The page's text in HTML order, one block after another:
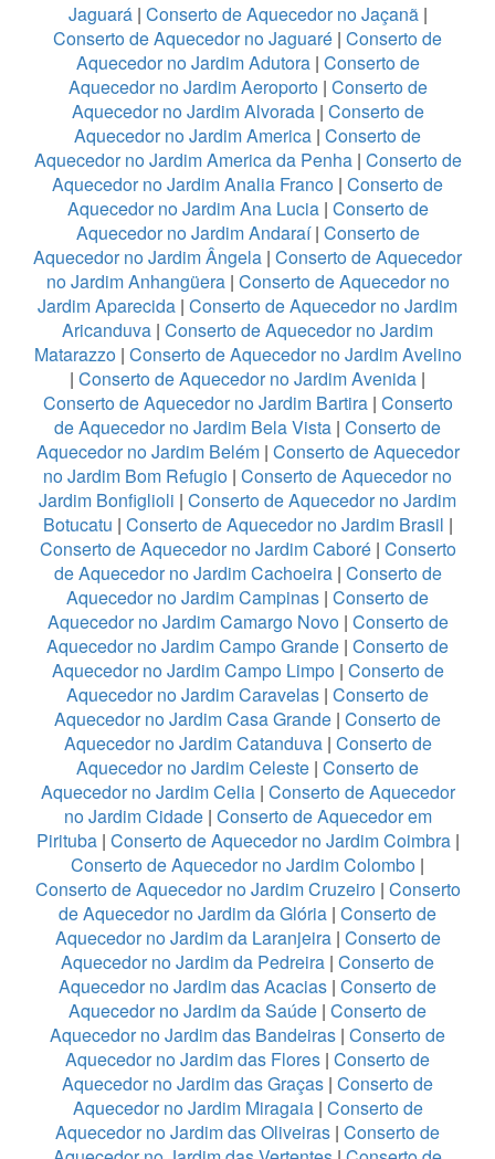
Jaguará| Conserto de Aquecedor no Jaçanã|
Conserto de Aquecedor no Jaguaré | Conserto de
Aquecedor no Jardim Adutora| Conserto de
Aquecedor no Jardim Aeroporto| Conserto de
Aquecedor no Jardim Alvorada| Conserto de
Aquecedor no Jardim America | Conserto de
Aquecedor no Jardim America da Penha| Conserto de
Aquecedor no Jardim Analia Franco | Conserto de
Aquecedor no Jardim Ana Lucia| Conserto de
Aquecedor no Jardim Andaraí| Conserto de
Aquecedor no Jardim Ângela | Conserto de Aquecedor
no Jardim Anhangüera| Conserto de Aquecedor no
Jardim Aparecida | Conserto de Aquecedor no Jardim
Aricanduva | Conserto de Aquecedor no Jardim
Matarazzo| Conserto de Aquecedor no Jardim Avelino
| Conserto de Aquecedor no Jardim Avenida |
Conserto de Aquecedor no Jardim Bartira| Conserto
de Aquecedor no Jardim Bela Vista | Conserto de
Aquecedor no Jardim Belém| Conserto de Aquecedor
no Jardim Bom Refugio | Conserto de Aquecedor no
Jardim Bonfiglioli | Conserto de Aquecedor no Jardim
Botucatu | Conserto de Aquecedor no Jardim Brasil |
Conserto de Aquecedor no Jardim Caboré| Conserto
de Aquecedor no Jardim Cachoeira| Conserto de
Aquecedor no Jardim Campinas | Conserto de
Aquecedor no Jardim Camargo Novo| Conserto de
Aquecedor no Jardim Campo Grande | Conserto de
Aquecedor no Jardim Campo Limpo| Conserto de
Aquecedor no Jardim Caravelas | Conserto de
Aquecedor no Jardim Casa Grande | Conserto de
Aquecedor no Jardim Catanduva| Conserto de
Aquecedor no Jardim Celeste | Conserto de
Aquecedor no Jardim Celia| Conserto de Aquecedor
no Jardim Cidade| Conserto de Aquecedor em
Pirituba| Conserto de Aquecedor no Jardim Coimbra|
Conserto de Aquecedor no Jardim Colombo |
Conserto de Aquecedor no Jardim Cruzeiro| Conserto
de Aquecedor no Jardim da Glória | Conserto de
Aquecedor no Jardim da Laranjeira| Conserto de
Aquecedor no Jardim da Pedreira | Conserto de
Aquecedor no Jardim das Acacias | Conserto de
Aquecedor no Jardim da Saúde | Conserto de
Aquecedor no Jardim das Bandeiras | Conserto de
Aquecedor no Jardim das Flores | Conserto de
Aquecedor no Jardim das Graças | Conserto de
Aquecedor no Jardim Miragaia| Conserto de
Aquecedor no Jardim das Oliveiras | Conserto de